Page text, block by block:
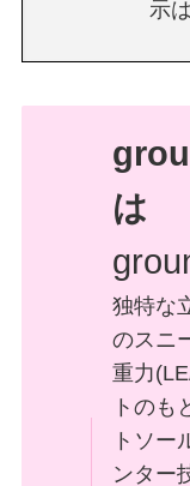
示
は
独特な
のスニ
重力
トのも
トソー
ンター